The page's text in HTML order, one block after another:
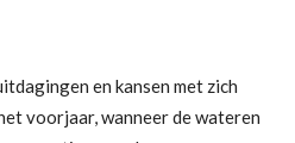
en kansen met zich
voorjaar, wanneer de wateren